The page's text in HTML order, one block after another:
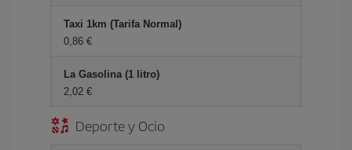
Taxi 1km (Tarifa Normal)
0,86 €
La Gasolina (1 litro)
2,02 €
Deporte y Ocio